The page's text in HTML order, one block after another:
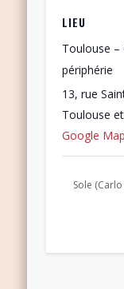
LIEU
Toulouse –
périphérie
13, rue
Toulouse
Google Map
Sole